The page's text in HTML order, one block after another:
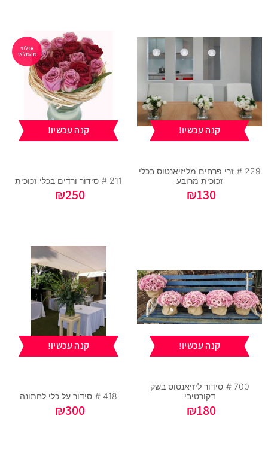
229 #
זרי פרחים מליזיאנטוס בכלי
זכוכית מרובע
₪130
קנה עכשיו!
אזלתי
מהמלאי
211 # סידור ורדים בכלי זכוכית
₪250
קנה עכשיו!
700 #
סידור ליזיאנטוס בשק
דקורטיבי
₪180
קנה עכשיו!
418 # סידור על כלי לחתונה
₪300
קנה עכשיו!